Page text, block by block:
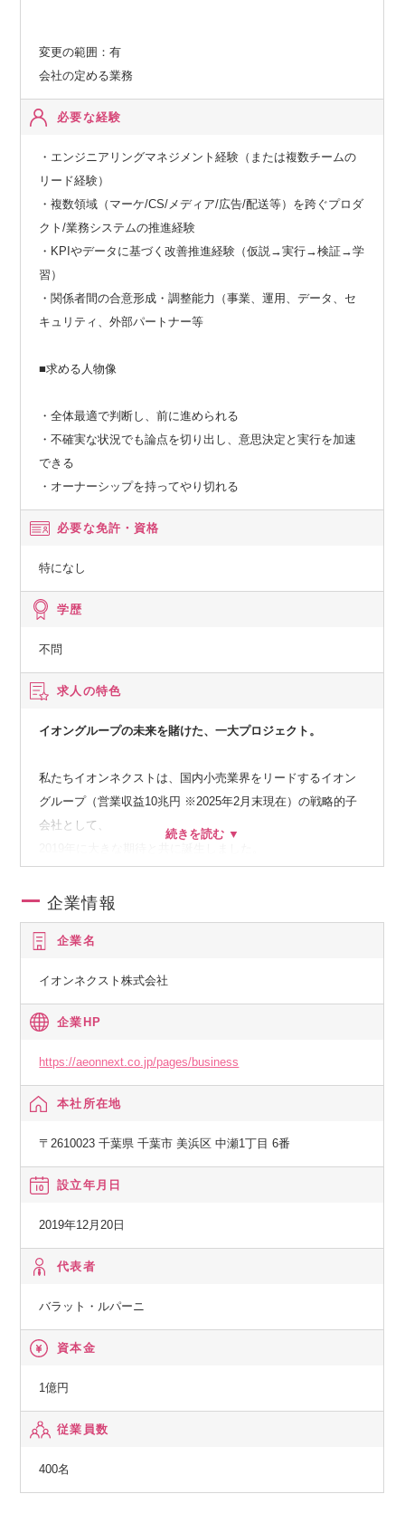
変更の範囲：有
会社の定める業務
必要な経験
・エンジニアリングマネジメント経験（または複数チームの
リード経験）
・複数領域（マーケ/CS/メディア/広告/配送等）を跨ぐプロダ
クト/業務システムの推進経験
・KPIやデータに基づく改善推進経験（仮説→実行→検証→学
習）
・関係者間の合意形成・調整能力（事業、運用、データ、セ
キュリティ、外部パートナー等
■求める人物像
・全体最適で判断し、前に進められる
・不確実な状況でも論点を切り出し、意思決定と実行を加速
できる
・オーナーシップを持ってやり切れる
必要な免許・資格
特になし
学歴
不問
求人の特色
イオングループの未来を賭けた、一大プロジェクト。
私たちイオンネクストは、国内小売業界をリードするイオン
グループ（営業収益10兆円 ※2025年2月末現在）の戦略的子
会社として、
私たちの使命は、
“買い物を変える。毎日を変える”
このスローガンのもと、私たちはテクノロジーの力で、日々
の買い物の不便さやストレスを解消し、
仕事、子育て、趣味など、誰もが自分らしく輝ける、新しい
ライフスタイルの実現を目指しています。
ィクス技術を導入したオンラインマーケット「Green Bean
s」です。
2023年7月のサービス開始以来、特に共働き・子育て世代のお
イオングループ経営陣の期待も大きく、中期経営計画では成
ーーー未来の社会インフラへ。共に創る、次のステージ。
企業情報
企業名
イオンネクスト株式会社
企業HP
https://aeonnext.co.jp/pages/business
本社所在地
〒2610023 千葉県 千葉市 美浜区 中瀬1丁目 6番
設立年月日
2019年12月20日
代表者
バラット・ルパーニ
資本金
1億円
従業員数
400名